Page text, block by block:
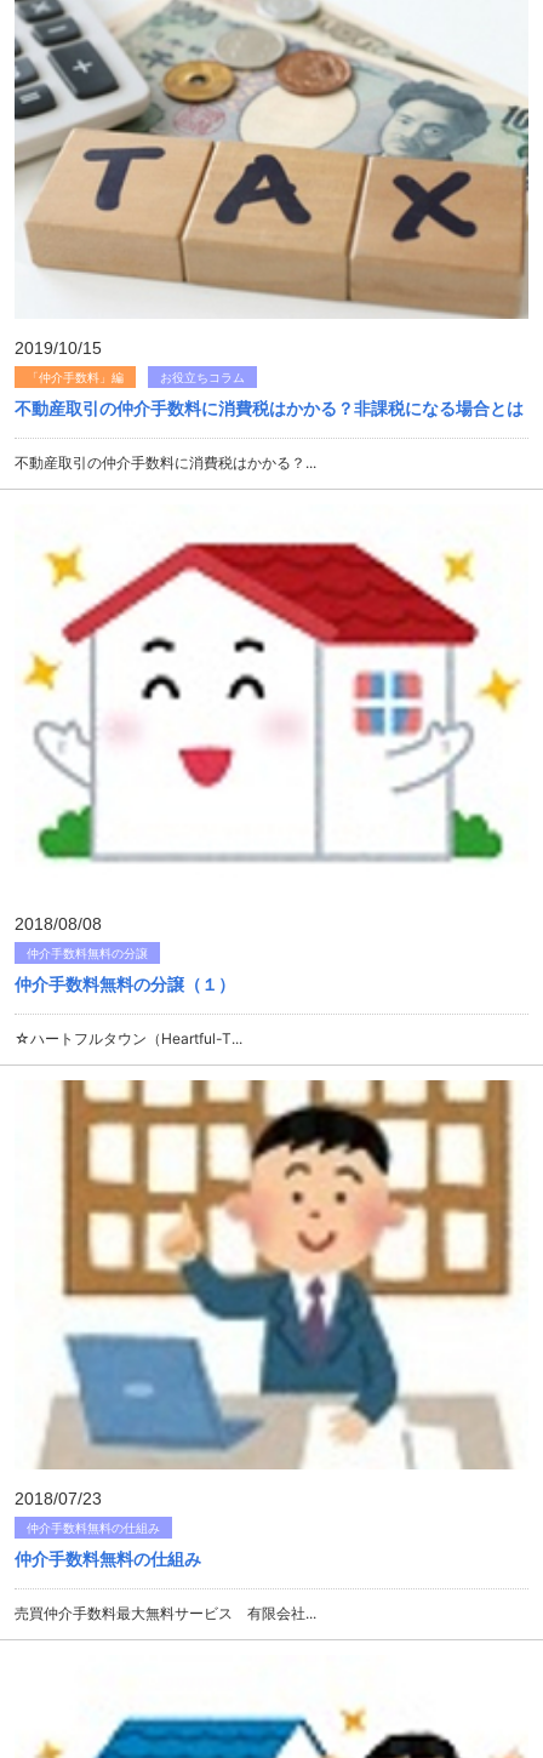
2019/10/15
「仲介手数料」編 お役立ちコラム
不動産取引の仲介手数料に消費税はかかる？非課税になる場合とは
不動産取引の仲介手数料に消費税はかかる？...
2018/08/08
仲介手数料無料の分譲
仲介手数料無料の分譲（１）
☆ハートフルタウン（Heartful-T...
2018/07/23
仲介手数料無料の仕組み
仲介手数料無料の仕組み
売買仲介手数料最大無料サービス 有限会社...